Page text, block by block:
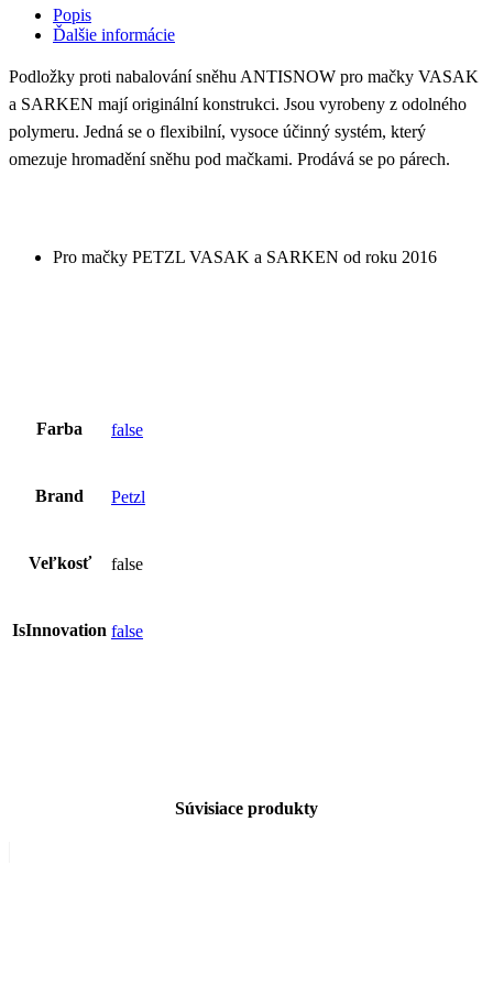
Popis
Ďalšie informácie
Podložky proti nabalování sněhu ANTISNOW pro mačky VASAK
a SARKEN mají originální konstrukci. Jsou vyrobeny z odolného
polymeru. Jedná se o flexibilní, vysoce účinný systém, který
omezuje hromadění sněhu pod mačkami. Prodává se po párech.
Pro mačky PETZL VASAK a SARKEN od roku 2016
Farba false
Brand Petzl
Veľkosť false
IsInnovation false
Súvisiace produkty